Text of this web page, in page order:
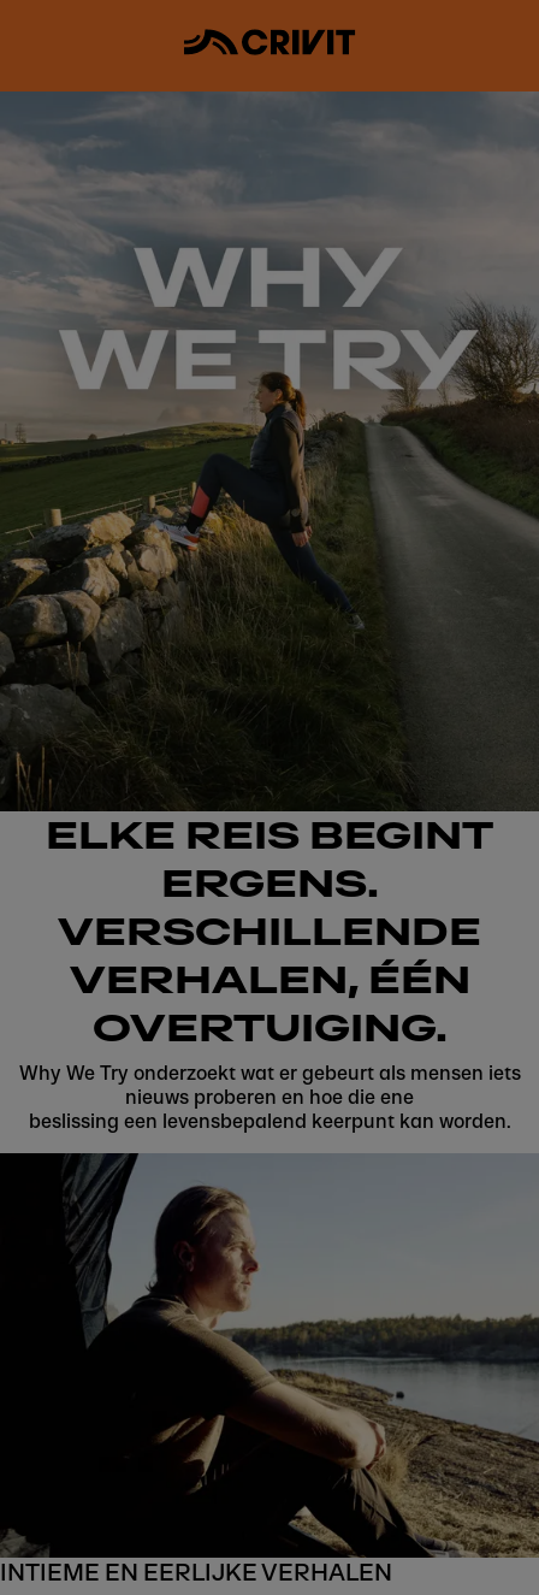
ELKE REIS BEGINT
ERGENS.
VERSCHILLENDE
VERHALEN, ÉÉN
OVERTUIGING.
Why We Try onderzoekt wat er gebeurt als mensen iets
nieuws proberen en hoe die ene
beslissing een levensbepalend keerpunt kan worden.
INTIEME EN EERLIJKE VERHALEN